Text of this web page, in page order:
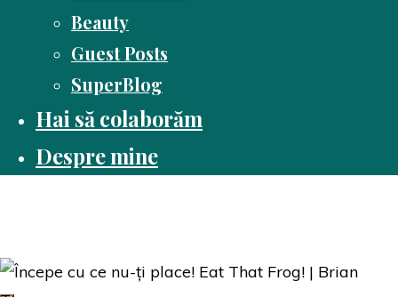
Beauty
Guest Posts
SuperBlog
Hai să colaborăm
Despre mine